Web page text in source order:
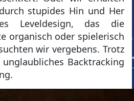
stupides Hin und Her
Leveldesign, das die
organisch oder spielerisch
wir vergebens. Trotz
Backtracking